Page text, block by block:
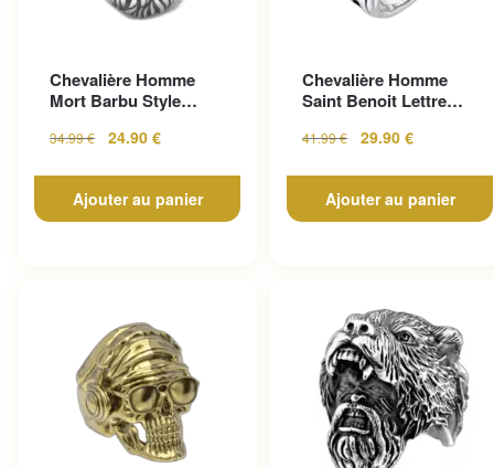
Chevalière Homme
Mort Barbu Style
Inoxy...
34.99€ 24.90 €
Ajouter au panier
Chevalière Homme
Saint Benoit Lettre
41.99€ 29.90 €
Ajouter au panier